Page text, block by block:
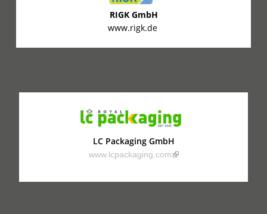
RIGK GmbH
www.rigk.de
LC Packaging GmbH
www.lcpackaging.com(link is external)